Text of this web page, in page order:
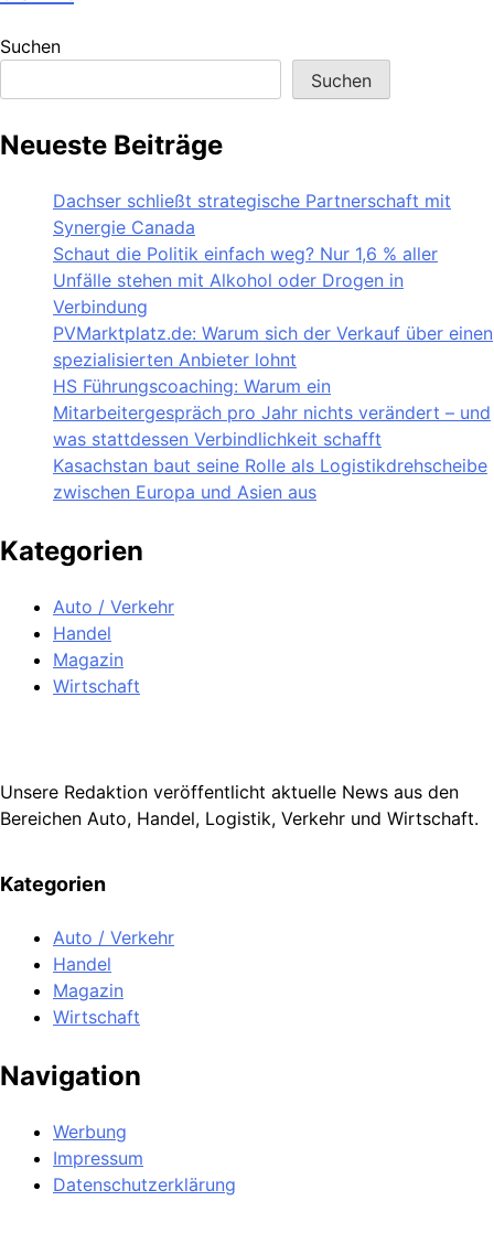
Suchen
Suchen
Neueste Beiträge
Dachser schließt strategische Partnerschaft mit
Synergie Canada
Schaut die Politik einfach weg? Nur 1,6 % aller
Unfälle stehen mit Alkohol oder Drogen in
Verbindung
PVMarktplatz.de: Warum sich der Verkauf über einen
spezialisierten Anbieter lohnt
HS Führungscoaching: Warum ein
Mitarbeitergespräch pro Jahr nichts verändert – und
was stattdessen Verbindlichkeit schafft
Kasachstan baut seine Rolle als Logistikdrehscheibe
zwischen Europa und Asien aus
Kategorien
Auto / Verkehr
Handel
Magazin
Wirtschaft
Unsere Redaktion veröffentlicht aktuelle News aus den
Bereichen Auto, Handel, Logistik, Verkehr und Wirtschaft.
Kategorien
Auto / Verkehr
Handel
Magazin
Wirtschaft
Navigation
Werbung
Impressum
Datenschutzerklärung